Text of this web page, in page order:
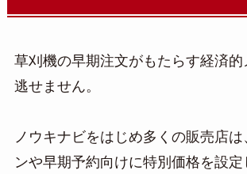
草刈機の早期注文がもたらす経済的
逃せません。
ノウキナビをはじめ多くの販売店
ンや早期予約向けに特別価格を設定